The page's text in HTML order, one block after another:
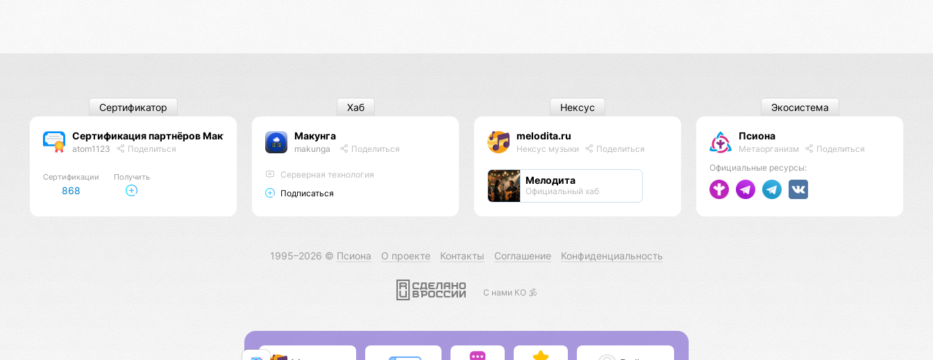
Сертификация партнёров Макунга
atom1123 Поделиться
Сертификации
868
Получить
Сертификатор
Макунга
makunga Поделиться
Серверная технология
Подписаться
Хаб
melodita.ru
Нексус музыки Поделиться
Мелодита
Официальный хаб
Нексус
Псиона
Метаорганизм
Поделиться
Официальные ресурсы:
Экосистема
1995–2026 © Псиона О проекте Контакты Соглашение Конфиденциальность
С нами КО 🕉️